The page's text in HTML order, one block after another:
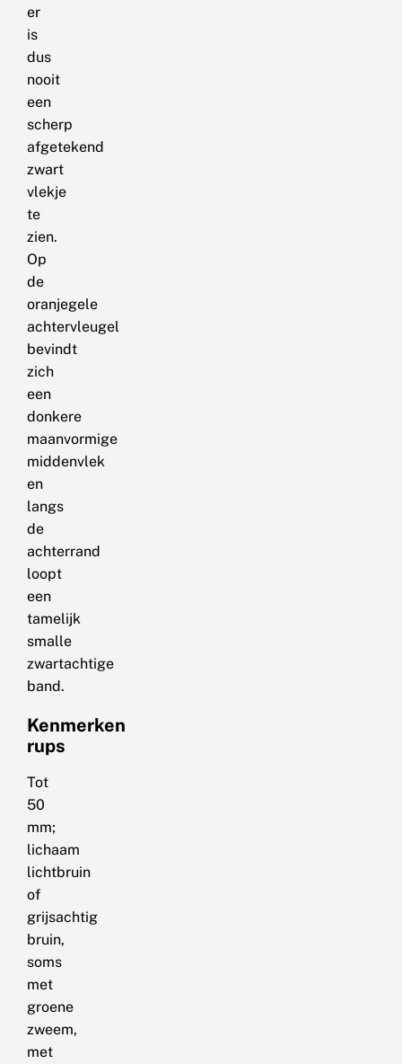
er
is
dus
nooit
een
scherp
afgetekend
zwart
vlekje
te
zien.
Op
de
oranjegele
achtervleugel
bevindt
zich
een
donkere
maanvormige
middenvlek
en
langs
de
achterrand
loopt
een
tamelijk
smalle
zwartachtige
band.
Kenmerken
rups
Tot
50
mm;
lichaam
lichtbruin
of
grijsachtig
bruin,
soms
met
groene
zweem,
met